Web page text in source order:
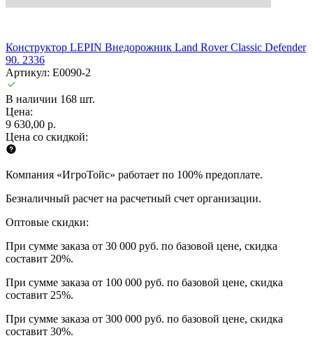
Конструктор LEPIN Внедорожник Land Rover Classic Defender
90. 2336
Артикул: E0090-2
В наличии 168 шт.
Цена:
9 630,00 р.
Цена со скидкой:
Компания «ИгроТойс» работает по 100% предоплате.
Безналичный расчет на расчетный счет организации.
Оптовые скидки:
При сумме заказа от 30 000 руб. по базовой цене, скидка
составит 20%.
При сумме заказа от 100 000 руб. по базовой цене, скидка
составит 25%.
При сумме заказа от 300 000 руб. по базовой цене, скидка
составит 30%.